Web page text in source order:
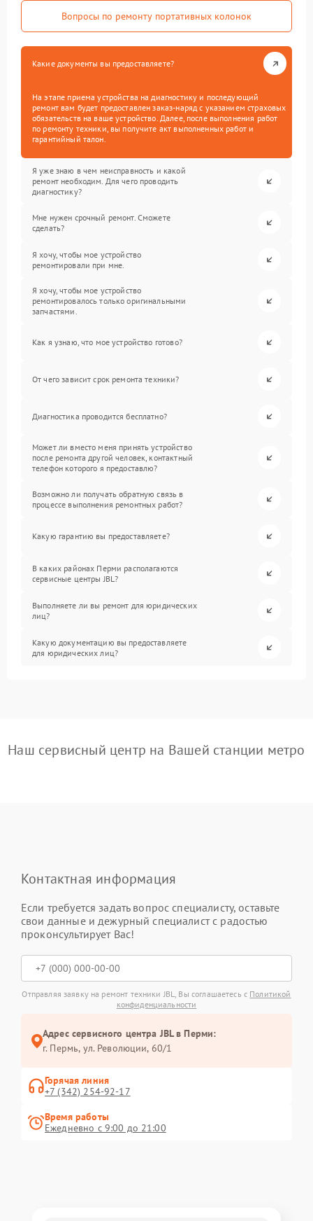
Вопросы по ремонту портативных колонок
Какие документы вы предоставляете?
На этапе приема устройства на диагностику и последующий
ремонт вам будет предоставлен заказ-наряд с указанием страховых
обязательств на ваше устройство. Далее, после выполнения работ
по ремонту техники, вы получите акт выполненных работ и
гарантийный талон.
Я уже знаю в чем неисправность и какой
ремонт необходим. Для чего проводить
диагностику?
Мне нужен срочный ремонт. Сможете
сделать?
Я хочу, чтобы мое устройство
ремонтировали при мне.
Я хочу, чтобы мое устройство
ремонтировалось только оригинальными
запчастями.
Как я узнаю, что мое устройство готово?
От чего зависит срок ремонта техники?
Диагностика проводится бесплатно?
Может ли вместо меня принять устройство
после ремонта другой человек, контактный
телефон которого я предоставлю?
Возможно ли получать обратную связь в
процессе выполнения ремонтных работ?
Какую гарантию вы предоставляете?
В каких районах Перми располагаются
сервисные центры JBL?
Выполняете ли вы ремонт для юридических
лиц?
Какую документацию вы предоставляете
для юридических лиц?
Наш сервисный центр на Вашей станции метро
Контактная информация
Если требуется задать вопрос специалисту, оставьте
свои данные и дежурный специалист с радостью
проконсультирует Вас!
Отправляя заявку на ремонт техники JBL, Вы соглашаетесь с Политикой
конфиденциальности
Адрес сервисного центра JBL в Перми:
г. Пермь, ул. ​Революции, 60/1
Горячая линия
+7 (342) 254-92-17
Время работы
Ежедневно с 9:00 до 21:00